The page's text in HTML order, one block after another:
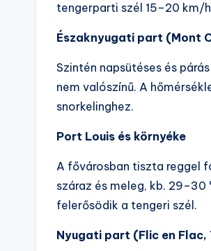
tengerparti szél 15–20 km/
Északnyugati part (Mont
Szintén napsütéses és
nem valószínű. A
snorkelinghez.
Port Louis és környéke
A fővárosban tiszta reggel
száraz és meleg, kb.
felerősödik a tengeri szél.
Nyugati part (Flic en Flac,